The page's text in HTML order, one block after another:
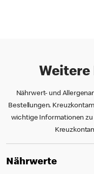
Nährwert- und
Bestellungen.
wichtige Informationen
Nährwerte